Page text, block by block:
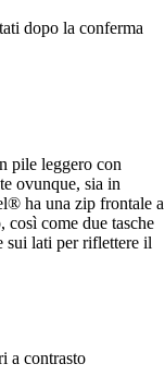
dopo la conferma
pile leggero con
ovunque, sia in
ha una zip frontale a
così come due tasche
sui lati per riflettere il
a contrasto